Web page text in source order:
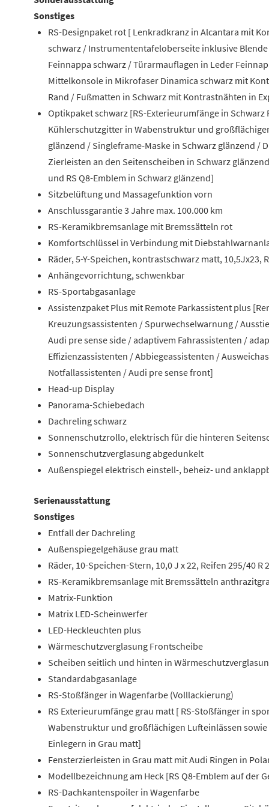
Sonstiges
RS-Designpaket rot [ Lenkradkranz in Alcantara mit
schwarz / Instrumententafeloberseite inklusive
Feinnappa schwarz / Türarmauflagen in Leder
Mittelkonsole in Mikrofaser Dinamica schwarz mit
Rand / Fußmatten in Schwarz mit Kontrastnähten in
Optikpaket schwarz [RS-Exterieurumfänge in
Kühlerschutzgitter in Wabenstruktur und
glänzend / Singleframe-Maske in Schwarz glänzend
Zierleisten an den Seitenscheiben in Schwarz
und RS Q8-Emblem in Schwarz glänzend]
Sitzbelüftung und Massagefunktion vorn
Anschlussgarantie 3 Jahre max. 100.000 km
RS-Keramikbremsanlage mit Bremssätteln rot
Komfortschlüssel in Verbindung mit
Räder, 5-Y-Speichen, kontrastschwarz matt, 10,5Jx23,
Anhängevorrichtung, schwenkbar
RS-Sportabgasanlage
Assistenzpaket Plus mit Remote Parkassistent plus
Kreuzungsassistenten / Spurwechselwarnung /
Audi pre sense side / adaptivem Fahrassistenten /
Effizienzassistenten / Abbiegeassistenten /
Notfallassistenten / Audi pre sense front]
Head-up Display
Panorama-Schiebedach
Dachreling schwarz
Sonnenschutzrollo, elektrisch für die hinteren
Sonnenschutzverglasung abgedunkelt
Außenspiegel elektrisch einstell-, beheiz- und
Serienausstattung
Sonstiges
Entfall der Dachreling
Außenspiegelgehäuse grau matt
Räder, 10-Speichen-Stern, 10,0 J x 22, Reifen 295/40 R
RS-Keramikbremsanlage mit Bremssätteln
Matrix-Funktion
Matrix LED-Scheinwerfer
LED-Heckleuchten plus
Wärmeschutzverglasung Frontscheibe
Scheiben seitlich und hinten in
Standardabgasanlage
RS-Stoßfänger in Wagenfarbe (Volllackierung)
RS Exterieurumfänge grau matt [ RS-Stoßfänger in
Wabenstruktur und großflächigen Lufteinlässen
Einlegern in Grau matt]
Fensterzierleisten in Grau matt mit Audi Ringen in
Modellbezeichnung am Heck [RS Q8-Emblem auf der
RS-Dachkantenspoiler in Wagenfarbe